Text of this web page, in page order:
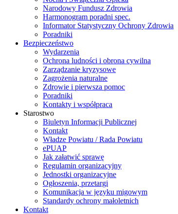
Narodowy Fundusz Zdrowia
Harmonogram poradni spec.
Informator Statystyczny Ochrony Zdrowia
Poradniki
Bezpieczeństwo
Wydarzenia
Ochrona ludności i obrona cywilna
Zarządzanie kryzysowe
Zagrożenia naturalne
Zdrowie i pierwsza pomoc
Poradniki
Kontakty i współpraca
Starostwo
Biuletyn Informacji Publicznej
Kontakt
Władze Powiatu / Rada Powiatu
ePUAP
Jak załatwić sprawę
Regulamin organizacyjny
Jednostki organizacyjne
Ogłoszenia, przetargi
Komunikacja w języku migowym
Standardy ochrony małoletnich
Kontakt